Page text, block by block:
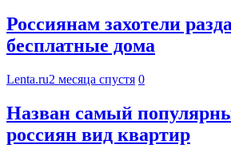
Россиянам захотели
бесплатные дома
Lenta.ru2 месяца спустя 0
Назван самый
россиян вид квартир